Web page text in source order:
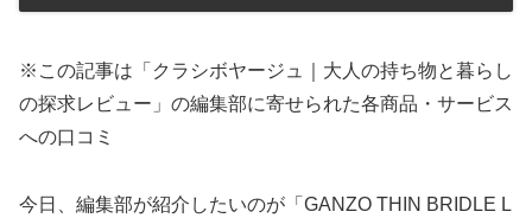
※この記事は「クラシボヤージュ｜大人の持ち物と暮らし
の探求レビュー」の編集部に寄せられた各商品・サービス
への口コミ
今日、編集部が紹介したいのが「GANZO THIN BRIDLE L